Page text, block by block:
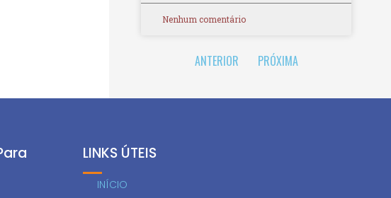
Nenhum comentário
ANTERIOR PRÓXIMA
LINKS ÚTEIS
INÍCIO